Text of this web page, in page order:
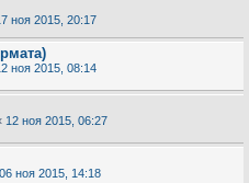
ноя 2015, 20:17
ноя 2015, 08:14
12 ноя 2015, 06:27
06 ноя 2015, 14:18